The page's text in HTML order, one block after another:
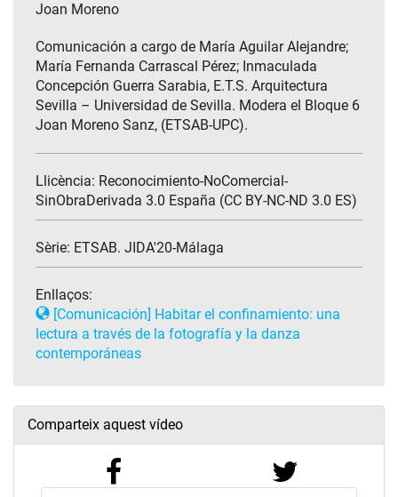
Joan Moreno
Comunicación a cargo de María Aguilar Alejandre;
María Fernanda Carrascal Pérez; Inmaculada
Concepción Guerra Sarabia, E.T.S. Arquitectura
Sevilla – Universidad de Sevilla. Modera el Bloque 6
Joan Moreno Sanz, (ETSAB-UPC).
Llicència: Reconocimiento-NoComercial-
SinObraDerivada 3.0 España (CC BY-NC-ND 3.0 ES)
Sèrie: ETSAB. JIDA'20-Málaga
Enllaços:
[Comunicación] Habitar el confinamiento: una
lectura a través de la fotografía y la danza
contemporáneas
Comparteix aquest vídeo